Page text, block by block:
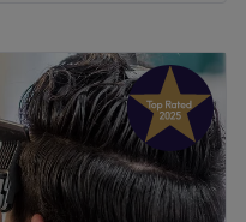
09:00–20:00
09:00–20:00
09:00–17:00
09:00–20:00
09:00–15:00
Geschlossen